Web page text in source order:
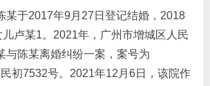
某于2017年9月27日登记结婚，2018
卢某1。2021年，广州市增城区人民
与陈某离婚纠纷一案，案号为
民初7532号。2021年12月6日，该院作